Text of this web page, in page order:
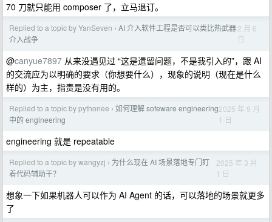
70 刀就只能用 composer 了，立马退订。
Replied to a topic by YanSeven › AI 介入软件工程是否可以类比热武器
介入战争
2 月 6
日
@canyue7897 从来没遇见过 “这是遗留问题，不是我引入的”，跟 AI
的交流应为以明确的要求（你想要什么），现象的说明（现在是什么
样的）为主，指责是没有用的。
Replied to a topic by pythonee › 如何理解 sofeware engineering
中的 engineering
2025 年 9 月
1 日
engineering 就是 repeatable
Replied to a topic by wangyzj › 为什么现在 AI 场景落地专门盯
着代码辅助干？
2025 年 3 月
1 日
想象一下如果机器人可以作为 AI Agent 的话，可以落地的场景就更多
了